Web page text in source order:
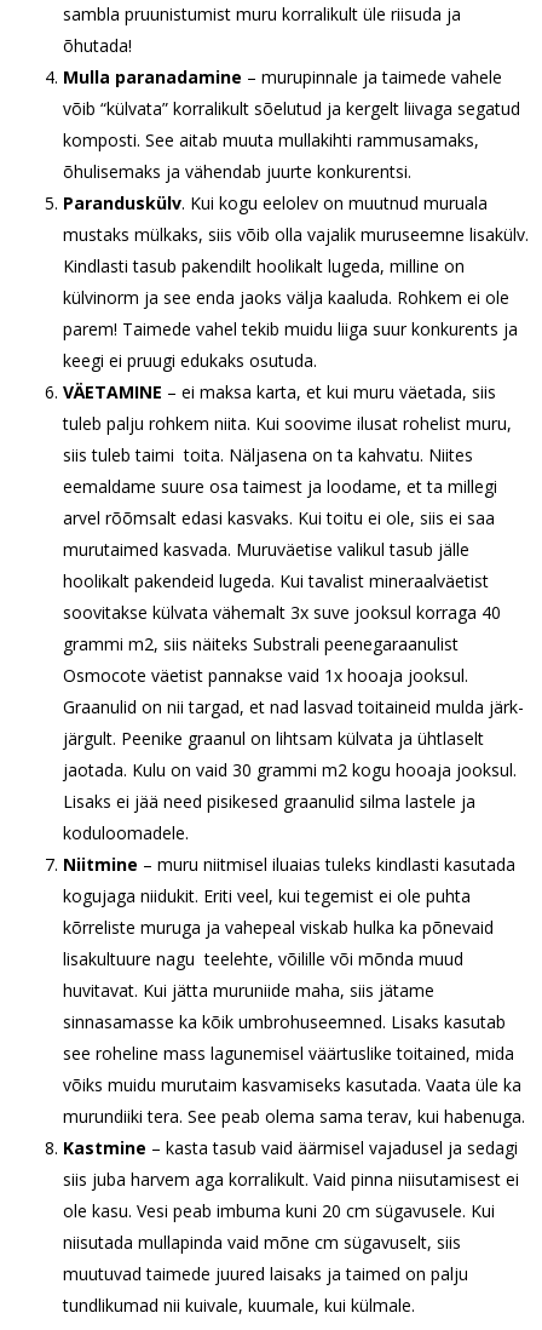
sambla pruunistumist muru korralikult üle riisuda ja
õhutada!
Mulla paranadamine – murupinnale ja taimede vahele
võib “külvata” korralikult sõelutud ja kergelt liivaga segatud
komposti. See aitab muuta mullakihti rammusamaks,
õhulisemaks ja vähendab juurte konkurentsi.
Paranduskülv. Kui kogu eelolev on muutnud muruala
mustaks mülkaks, siis võib olla vajalik muruseemne lisakülv.
Kindlasti tasub pakendilt hoolikalt lugeda, milline on
külvinorm ja see enda jaoks välja kaaluda. Rohkem ei ole
parem! Taimede vahel tekib muidu liiga suur konkurents ja
keegi ei pruugi edukaks osutuda.
VÄETAMINE – ei maksa karta, et kui muru väetada, siis
tuleb palju rohkem niita. Kui soovime ilusat rohelist muru,
siis tuleb taimi toita. Näljasena on ta kahvatu. Niites
eemaldame suure osa taimest ja loodame, et ta millegi
arvel rõõmsalt edasi kasvaks. Kui toitu ei ole, siis ei saa
murutaimed kasvada. Muruväetise valikul tasub jälle
hoolikalt pakendeid lugeda. Kui tavalist mineraalväetist
soovitakse külvata vähemalt 3x suve jooksul korraga 40
grammi m2, siis näiteks Substrali peenegaraanulist
Osmocote väetist pannakse vaid 1x hooaja jooksul.
Graanulid on nii targad, et nad lasvad toitaineid mulda järk-
järgult. Peenike graanul on lihtsam külvata ja ühtlaselt
jaotada. Kulu on vaid 30 grammi m2 kogu hooaja jooksul.
Lisaks ei jää need pisikesed graanulid silma lastele ja
koduloomadele.
Niitmine – muru niitmisel iluaias tuleks kindlasti kasutada
kogujaga niidukit. Eriti veel, kui tegemist ei ole puhta
kõrreliste muruga ja vahepeal viskab hulka ka põnevaid
lisakultuure nagu teelehte, võilille või mõnda muud
huvitavat. Kui jätta muruniide maha, siis jätame
sinnasamasse ka kõik umbrohuseemned. Lisaks kasutab
see roheline mass lagunemisel väärtuslike toitained, mida
võiks muidu murutaim kasvamiseks kasutada. Vaata üle ka
murundiiki tera. See peab olema sama terav, kui habenuga.
Kastmine – kasta tasub vaid äärmisel vajadusel ja sedagi
siis juba harvem aga korralikult. Vaid pinna niisutamisest ei
ole kasu. Vesi peab imbuma kuni 20 cm sügavusele. Kui
niisutada mullapinda vaid mõne cm sügavuselt, siis
muutuvad taimede juured laisaks ja taimed on palju
tundlikumad nii kuivale, kuumale, kui külmale.